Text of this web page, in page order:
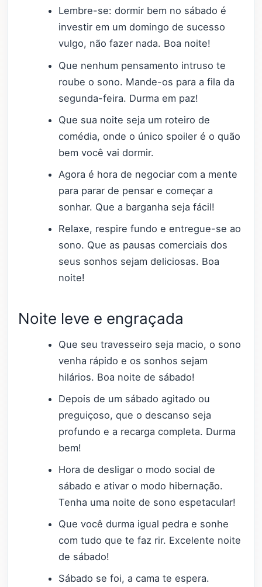
Lembre-se: dormir bem no sábado é
investir em um domingo de sucesso
vulgo, não fazer nada. Boa noite!
Que nenhum pensamento intruso te
roube o sono. Mande-os para a fila da
segunda-feira. Durma em paz!
Que sua noite seja um roteiro de
comédia, onde o único spoiler é o quão
bem você vai dormir.
Agora é hora de negociar com a mente
para parar de pensar e começar a
sonhar. Que a barganha seja fácil!
Relaxe, respire fundo e entregue-se ao
sono. Que as pausas comerciais dos
seus sonhos sejam deliciosas. Boa
noite!
Noite leve e engraçada
Que seu travesseiro seja macio, o sono
venha rápido e os sonhos sejam
hilários. Boa noite de sábado!
Depois de um sábado agitado ou
preguiçoso, que o descanso seja
profundo e a recarga completa. Durma
bem!
Hora de desligar o modo social de
sábado e ativar o modo hibernação.
Tenha uma noite de sono espetacular!
Que você durma igual pedra e sonhe
com tudo que te faz rir. Excelente noite
de sábado!
Sábado se foi, a cama te espera.